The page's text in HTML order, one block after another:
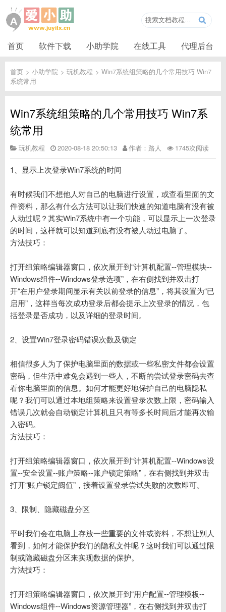
首页 软件下载 小助学院 在线工具 代理后台
首页 > 小助学院 > 玩机教程 > Win7系统组策略的几个常用技巧 Win7
系统常用
Win7系统组策略的几个常用技巧 Win7系
统常用
玩机教程 2020-08-18 20:50:13 作者：路人 1745次阅读
1、显示上次登录Win7系统的时间
有时候我们不想他人对自己的电脑进行设置，或查看里面的文
件资料，那么有什么方法可以让我们快速的知道电脑有没有被
人动过呢？其实Win7系统中有一个功能，可以显示上一次登录
的时间，这样就可以知道到底有没有被人动过电脑了。
方法技巧：
打开组策略编辑器窗口，依次展开到“计算机配置--管理模块--
Windows组件--Windows登录选项”，在右侧找到并双击打
开“在用户登录期间显示有关以前登录的信息”，将其设置为“已
启用”，这样当每次成功登录后都会提示上次登录的情况，包
括登录是否成功，以及详细的登录时间。
2、设置Win7登录密码错误次数及锁定
相信很多人为了保护电脑里面的数据或一些私密文件都会设置
密码，但生活中难免会遇到一些人，不断的尝试登录密码去查
看你电脑里面的信息。如何才能更好地保护自己的电脑隐私
呢？我们可以通过本地组策略来设置登录次数上限，密码输入
错误几次就会自动锁定计算机且只有等多长时间后才能再次输
入密码。
方法技巧：
打开组策略编辑器窗口，依次展开到“计算机配置--Windows设
置--安全设置--账户策略--账户锁定策略”，在右侧找到并双击
打开“账户锁定阙值”，接着设置登录尝试失败的次数即可。
3、限制、隐藏磁盘分区
平时我们会在电脑上存放一些重要的文件或资料，不想让别人
看到，如何才能保护我们的隐私文件呢？这时我们可以通过限
制或隐藏磁盘分区来实现数据的保护。
方法技巧：
打开组策略编辑器窗口，依次展开到“用户配置--管理模板--
Windows组件--Windows资源管理器”，在右侧找到并双击打